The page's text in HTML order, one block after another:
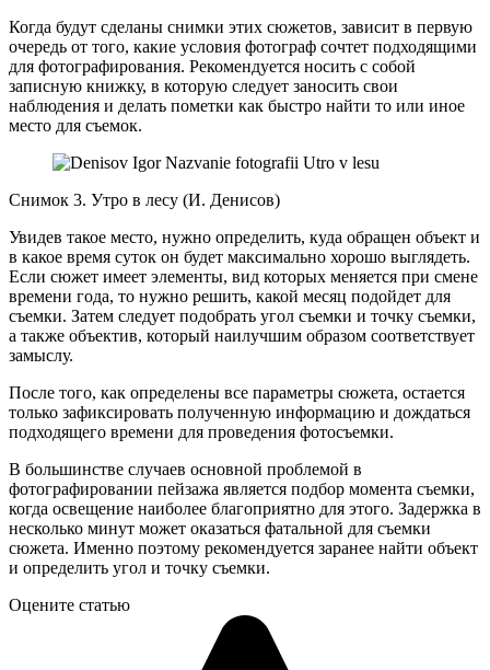
Когда будут сделаны снимки этих сюжетов, зависит в первую
очередь от того, какие условия фотограф сочтет подходящими
для фотографирования. Рекомендуется носить с собой
записную книжку, в которую следует заносить свои
наблюдения и делать пометки как быстро найти то или иное
место для съемок.
Снимок 3. Утро в лесу (И. Денисов)
Увидев такое место, нужно определить, куда обращен объект и
в какое время суток он будет максимально хорошо выглядеть.
Если сюжет имеет элементы, вид которых меняется при смене
времени года, то нужно решить, какой месяц подойдет для
съемки. Затем следует подобрать угол съемки и точку съемки,
а также объектив, который наилучшим образом соответствует
замыслу.
После того, как определены все параметры сюжета, остается
только зафиксировать полученную информацию и дождаться
подходящего времени для проведения фотосъемки.
В большинстве случаев основной проблемой в
фотографировании пейзажа является подбор момента съемки,
когда освещение наиболее благоприятно для этого. Задержка в
несколько минут может оказаться фатальной для съемки
сюжета. Именно поэтому рекомендуется заранее найти объект
и определить угол и точку съемки.
Оцените статью